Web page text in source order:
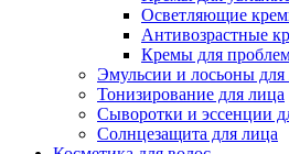
Осветляющие
Антивозрастные
Кремы для
Эмульсии и лосьоны для
Тонизирование для лица
Сыворотки и эссенции
Солнцезащита для лица